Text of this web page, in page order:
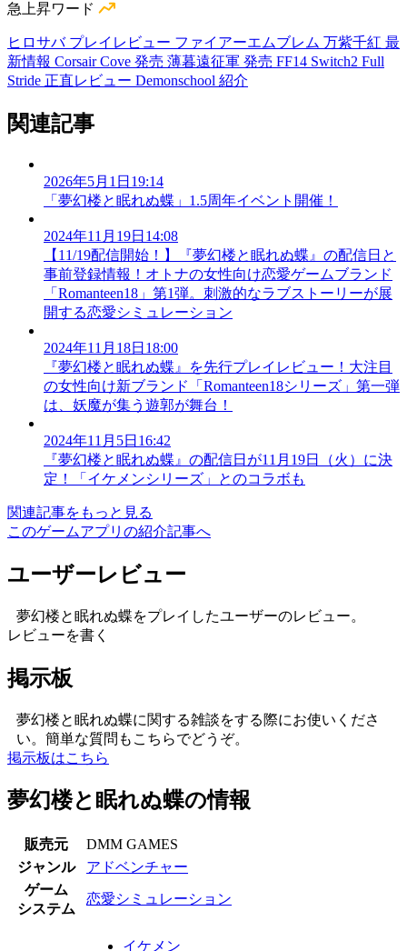
急上昇ワード
ヒロサバ プレイレビュー ファイアーエムブレム 万紫千紅 最
新情報 Corsair Cove 発売 薄暮遠征軍 発売 FF14 Switch2 Full
Stride 正直レビュー Demonschool 紹介
関連記事
2026年5月1日19:14
「夢幻楼と眠れぬ蝶」1.5周年イベント開催！
2024年11月19日14:08
【11/19配信開始！】『夢幻楼と眠れぬ蝶』の配信日と
事前登録情報！オトナの女性向け恋愛ゲームブランド
「Romanteen18」第1弾。刺激的なラブストーリーが展
開する恋愛シミュレーション
2024年11月18日18:00
『夢幻楼と眠れぬ蝶』を先行プレイレビュー！大注目
の女性向け新ブランド「Romanteen18シリーズ」第一弾
は、妖魔が集う遊郭が舞台！
2024年11月5日16:42
『夢幻楼と眠れぬ蝶』の配信日が11月19日（火）に決
定！「イケメンシリーズ」とのコラボも
関連記事をもっと見る
このゲームアプリの紹介記事へ
ユーザーレビュー
夢幻楼と眠れぬ蝶をプレイしたユーザーのレビュー。
レビューを書く
掲示板
夢幻楼と眠れぬ蝶に関する雑談をする際にお使いくださ
い。簡単な質問もこちらでどうぞ。
掲示板はこちら
夢幻楼と眠れぬ蝶の情報
販売元
DMM GAMES
ジャンル
アドベンチャー
ゲーム
システム
恋愛シミュレーション
イケメン